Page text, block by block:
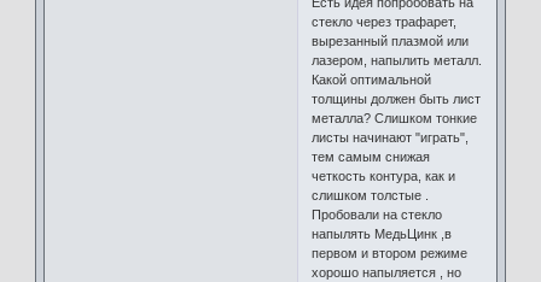
стекло через трафарет,
вырезанный плазмой или
лазером, напылить металл.
Какой оптимальной
толщины должен быть лист
металла? Слишком тонкие
листы начинают "играть",
тем самым снижая
четкость контура, как и
слишком толстые .
Пробовали на стекло
напылять МедьЦинк ,в
первом и втором режиме
хорошо напыляется , но